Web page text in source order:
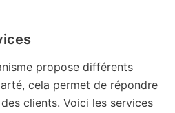
propose différents
cela permet de répondre
clients. Voici les services